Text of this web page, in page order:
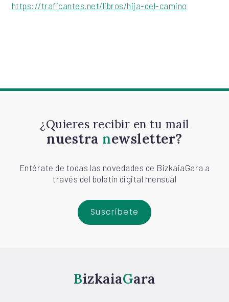
https://traficantes.net/libros/hija-del-camino
¿Quieres recibir en tu mail
nuestra newsletter?
Entérate de todas las novedades de BizkaiaGara a
través del boletín digital mensual
Suscríbete
Bizkaia Gara